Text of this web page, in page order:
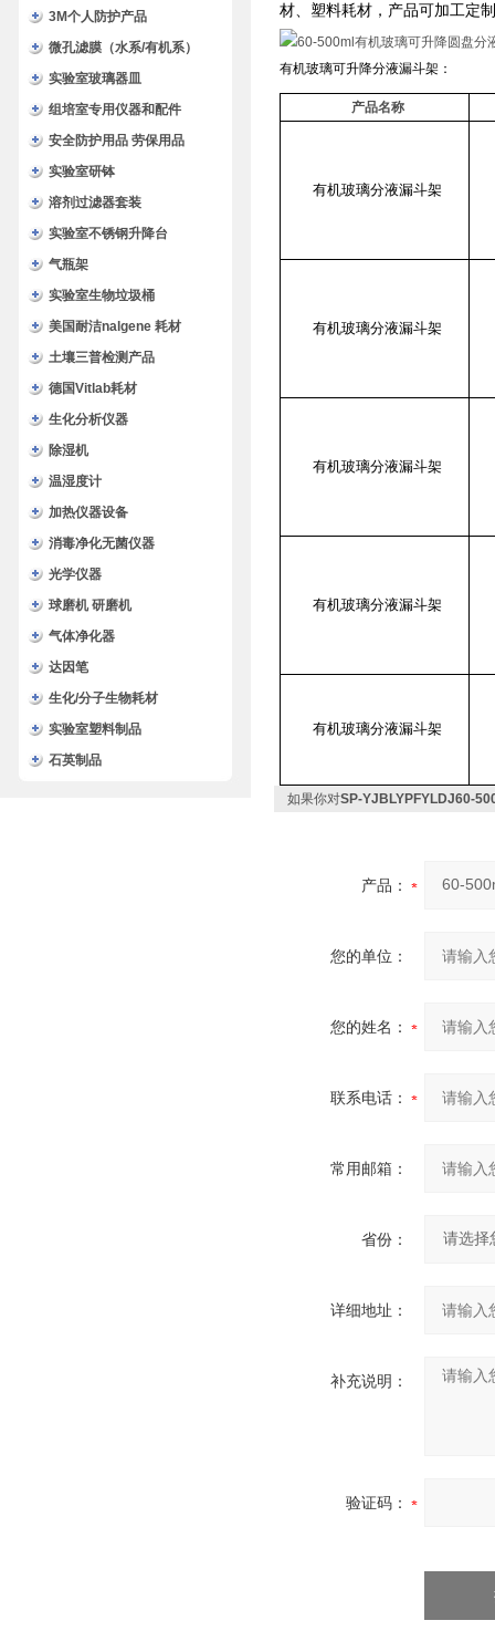
3M个人防护产品
微孔滤膜（水系/有机系）
实验室玻璃器皿
组培室专用仪器和配件
安全防护用品 劳保用品
实验室研钵
溶剂过滤器套装
实验室不锈钢升降台
气瓶架
实验室生物垃圾桶
美国耐洁nalgene 耗材
土壤三普检测产品
德国Vitlab耗材
生化分析仪器
除湿机
温湿度计
加热仪器设备
消毒净化无菌仪器
光学仪器
球磨机 研磨机
气体净化器
达因笔
生化/分子生物耗材
实验室塑料制品
石英制品
材、塑料耗材，产品可加工定
有机玻璃可升降分液漏斗架：
产品名称
有机玻璃分液漏斗架
有机玻璃分液漏斗架
有机玻璃分液漏斗架
有机玻璃分液漏斗架
有机玻璃分液漏斗架
如果你对SP-YJBLYPFYLDJ60-
产品：
您的单位：
您的姓名：
联系电话：
常用邮箱：
省份：
详细地址：
补充说明：
验证码：